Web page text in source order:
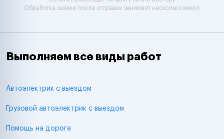
Обработка заявки после отправки занимает несколько минут.
Выполняем все виды работ
Автоэлектрик с выездом
Грузовой автоэлектрик с выездом
Помощь на дороге